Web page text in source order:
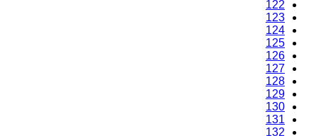
122
123
124
125
126
127
128
129
130
131
132